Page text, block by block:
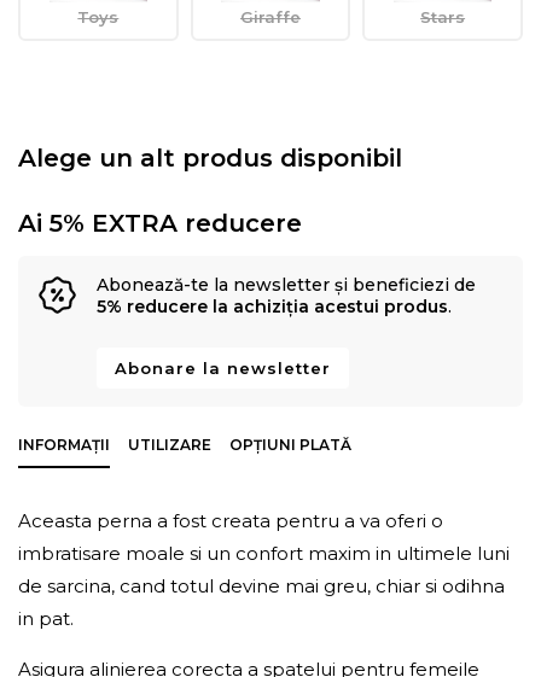
Toys Giraffe Stars
Alege un alt produs disponibil
Ai 5% EXTRA reducere
Abonează-te la newsletter și beneficiezi de
5% reducere la achiziția acestui produs.
Abonare la newsletter
INFORMAȚII UTILIZARE OPȚIUNI PLATĂ
Aceasta perna a fost creata pentru a va oferi o
imbratisare moale si un confort maxim in ultimele luni
de sarcina, cand totul devine mai greu, chiar si odihna
in pat.
Asigura alinierea corecta a spatelui pentru femeile